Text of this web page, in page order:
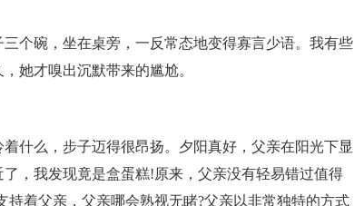
个碗，坐在桌旁，一反常态地变得寡言少语。我有些
她才嗅出沉默带来的尴尬。
什么，步子迈得很昂扬。夕阳真好，父亲在阳光下显
，我发现竟是盒蛋糕!原来，父亲没有轻易错过值得
着父亲，父亲哪会熟视无睹?父亲以非常独特的方式